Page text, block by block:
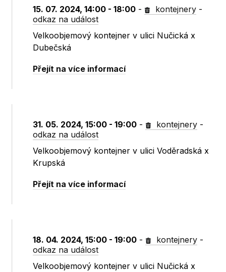
15. 07. 2024, 14:00 - 18:00 - kontejnery -
odkaz na událost
Velkoobjemový kontejner v ulici Nučická x
Dubečská
Přejít na více informací
31. 05. 2024, 15:00 - 19:00 - kontejnery -
odkaz na událost
Velkoobjemový kontejner v ulici Voděradská x
Krupská
Přejít na více informací
18. 04. 2024, 15:00 - 19:00 - kontejnery -
odkaz na událost
Velkoobjemový kontejner v ulici Nučická x